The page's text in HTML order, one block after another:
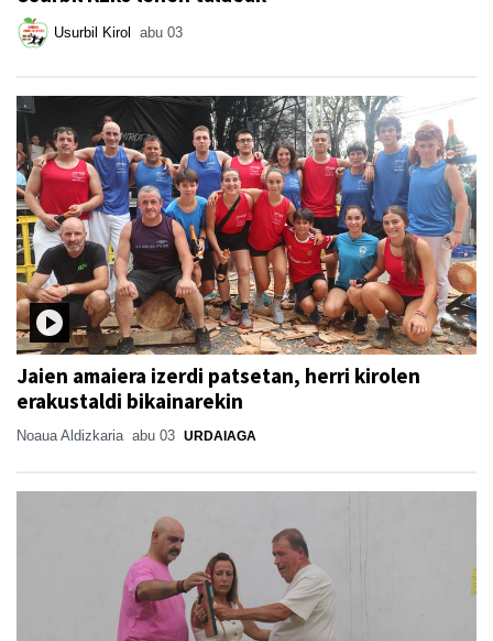
Usurbil Kirol abu 03
Jaien amaiera izerdi patsetan, herri kirolen
erakustaldi bikainarekin
Noaua Aldizkaria abu 03 URDAIAGA